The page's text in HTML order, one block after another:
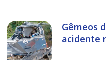
Gêmeos
acidente